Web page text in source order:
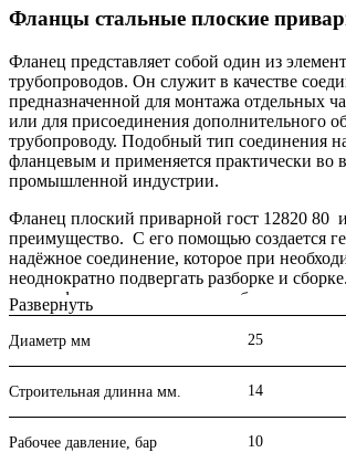
Фланцы стальные плоские
Фланец представляет собой один из
трубопроводов. Он служит в качестве
предназначенной для монтажа отдельных
или для присоединения дополнительного
трубопроводу. Подобный тип соединения
фланцевым и применяется практически во
промышленной индустрии.
Фланец плоский приварной гост 12820 80
преимущество. С его помощью создается
надёжное соединение, которое при
неоднократно подвергать разборке и
такого фланца заключается в обеспечении
для усиления стычных крепежей
Характеристики:
Материал корпуса
Сталь 3, 20
Рабочее давление Ру, кгс/см² 10
Рабочая температура tmax, °C
Рабочая среда
вода, пар, газ
Развернуть
Диаметр мм 25
Строительная длинна мм. 14
Рабочее давление, бар 10